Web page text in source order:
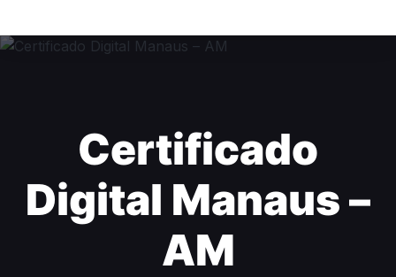
Certificado
Digital Manaus –
AM